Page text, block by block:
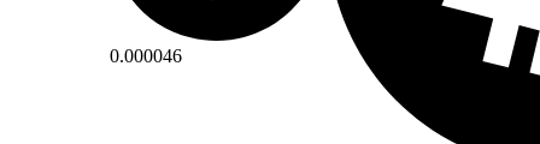
0.000046